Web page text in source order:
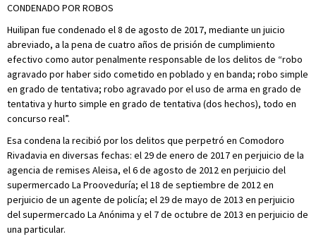
CONDENADO POR ROBOS
Huilipan fue condenado el 8 de agosto de 2017, mediante un juicio
abreviado, a la pena de cuatro años de prisión de cumplimiento
efectivo como autor penalmente responsable de los delitos de “robo
agravado por haber sido cometido en poblado y en banda; robo simple
en grado de tentativa; robo agravado por el uso de arma en grado de
tentativa y hurto simple en grado de tentativa (dos hechos), todo en
concurso real”.
Esa condena la recibió por los delitos que perpetró en Comodoro
Rivadavia en diversas fechas: el 29 de enero de 2017 en perjuicio de la
agencia de remises Aleisa, el 6 de agosto de 2012 en perjuicio del
supermercado La Prooveduría; el 18 de septiembre de 2012 en
perjuicio de un agente de policía; el 29 de mayo de 2013 en perjuicio
del supermercado La Anónima y el 7 de octubre de 2013 en perjuicio de
una particular.